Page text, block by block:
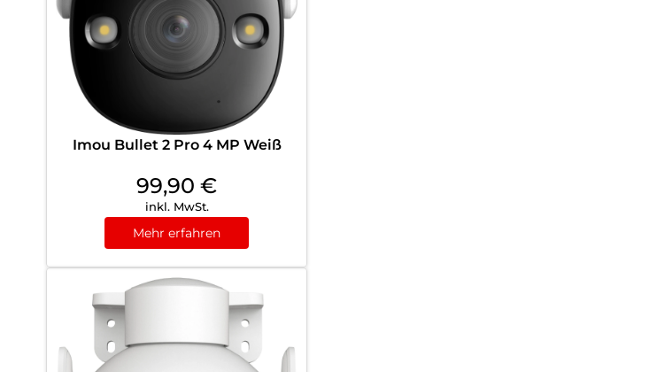
Imou Bullet 2 Pro 4 MP Weiß
99,90 €
inkl. MwSt.
Mehr erfahren